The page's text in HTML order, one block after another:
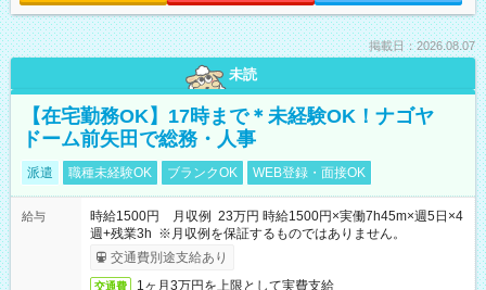
掲載日：2026.08.07
未読
【在宅勤務OK】17時まで＊未経験OK！ナゴヤ
ドーム前矢田で総務・人事
派遣 職種未経験OK ブランクOK WEB登録・面接OK
給与
時給1500円 月収例 23万円 時給1500円×実働7h45m×週5日×4
週+残業3h ※月収例を保証するものではありません。
交通費別途支給あり
交通費 1ヶ月3万円を上限として実費支給